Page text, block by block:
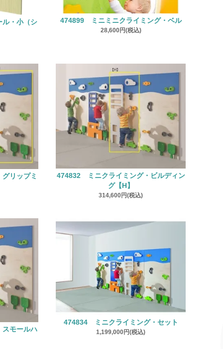
・小（シ
474899 ミニミニクライミング・ベル
28,600円(税込)
リップミ
474832 ミニクライミング・ビルディン
グ【H】
314,600円(税込)
モールハ
474834 ミニクライミング・セット
1,199,000円(税込)